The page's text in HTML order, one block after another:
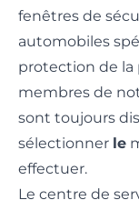
fenêtres de
automobiles
protection de la
membres de
sont toujours
sélectionner le
effectuer.
Le centre de